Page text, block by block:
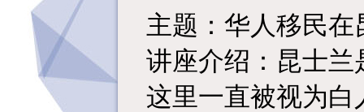
主题： 华人移民在
讲座介绍：昆士
这里一直被视为